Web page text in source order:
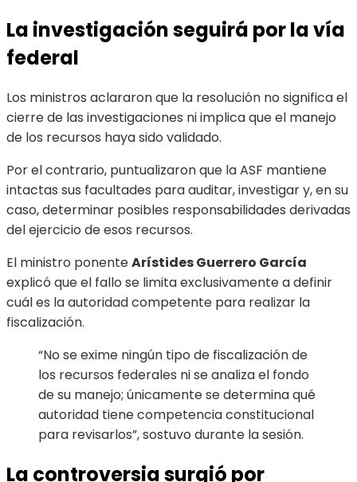
La investigación seguirá por la vía
federal
Los ministros aclararon que la resolución no significa el
cierre de las investigaciones ni implica que el manejo
de los recursos haya sido validado.
Por el contrario, puntualizaron que la ASF mantiene
intactas sus facultades para auditar, investigar y, en su
caso, determinar posibles responsabilidades derivadas
del ejercicio de esos recursos.
El ministro ponenteArístides Guerrero García
explicó que el fallo se limita exclusivamente a definir
cuál es la autoridad competente para realizar la
fiscalización.
“No se exime ningún tipo de fiscalización de
los recursos federales ni se analiza el fondo
de su manejo; únicamente se determina qué
autoridad tiene competencia constitucional
para revisarlos”, sostuvo durante la sesión.
La controversia surgió por